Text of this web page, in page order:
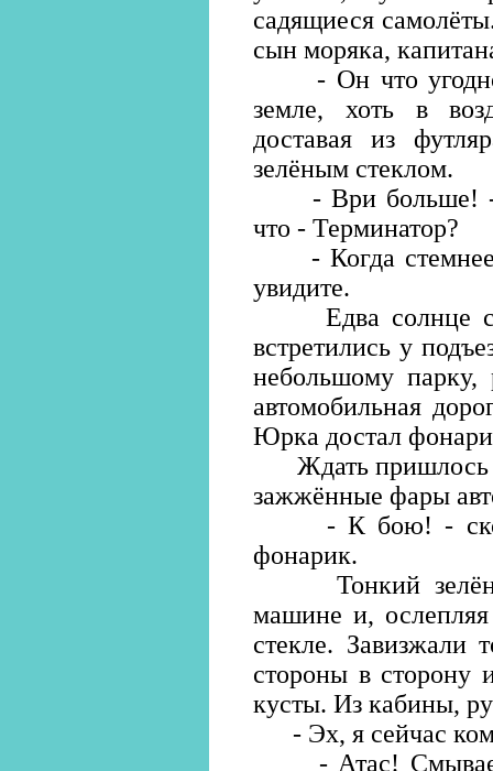
садящиеся
сын моряка,
- Он что угодно
земле, хоть в
доставая из
зелёным стеклом.
- Ври больше! -
что - Терминатор?
- Когда
увидите.
Едва солнце
встретились у
небольшому парку,
автомобильная
Юрка достал
Ждать пришлось
зажжённые фары
- К бою! -
фонарик.
Тонкий зелёный
машине и,
стекле. Завизжали
стороны в сторону
кусты. Из кабины,
- Эх, я сейчас
- Атас!